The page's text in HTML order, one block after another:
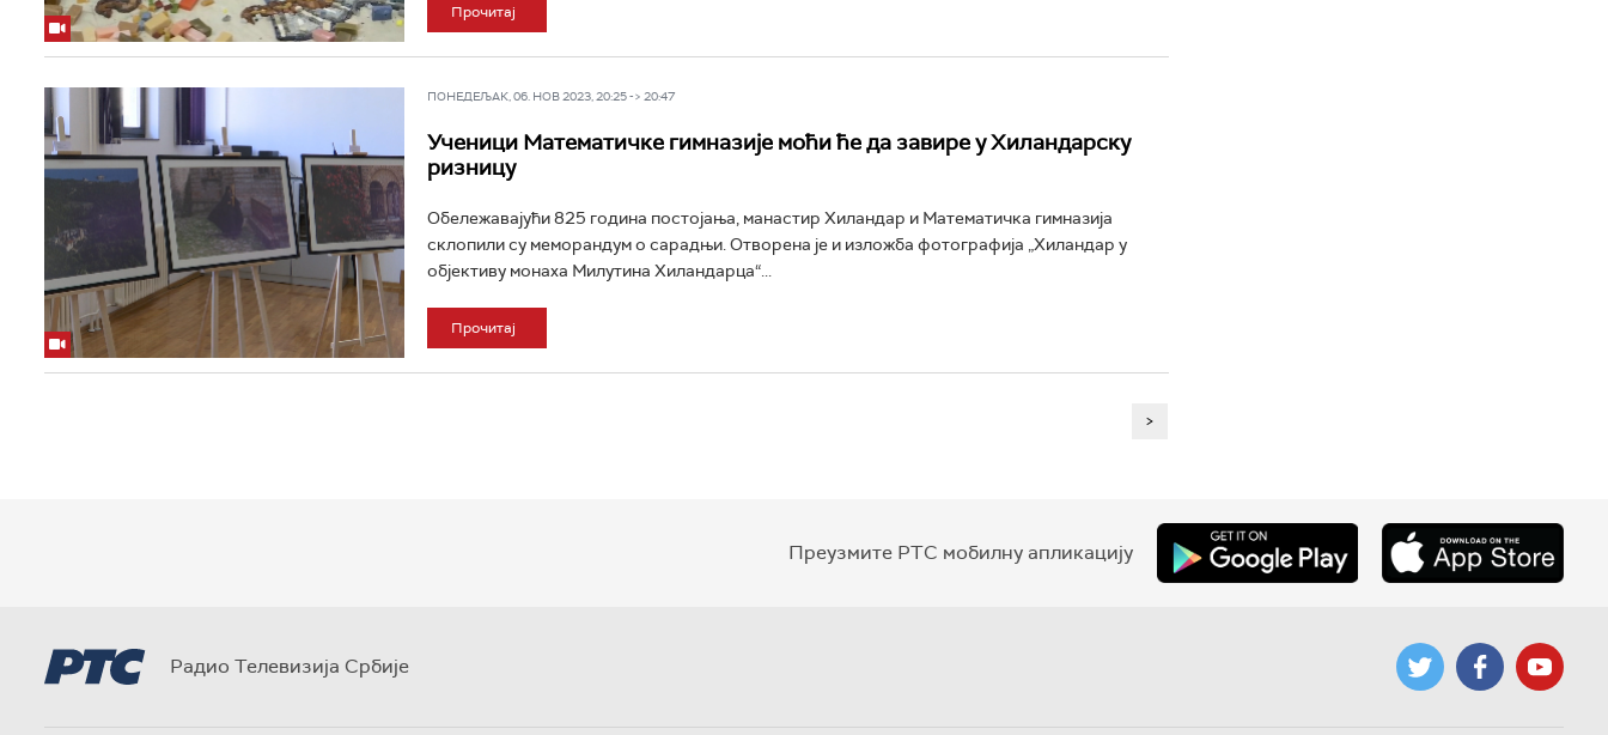
Прочитај
ПОНЕДЕЉАК, 06. НОВ 2023, 20:25 -> 20:47
Ученици Математичке гимназије моћи ће да завире у Хиландарску
ризницу
Обележавајући 825 година постојања, манастир Хиландар и Математичка гимназија
склопили су меморандум о сарадњи. Отворена је и изложба фотографија „Хиландар у
објективу монаха Милутина Хиландарца“...
Прочитај
>
Преузмите РТС мобилну апликацију
Радио Телевизија Србије